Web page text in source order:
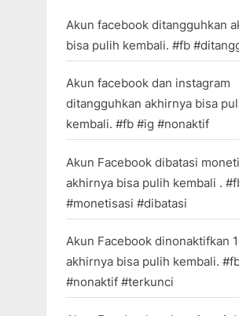
Akun facebook ditangguhkan
bisa pulih kembali. #fb
Akun facebook dan instagram
ditangguhkan akhirnya bisa
kembali. #fb #ig #nonaktif
Akun Facebook dibatasi
akhirnya bisa pulih kembali .
#monetisasi #dibatasi
Akun Facebook dinonaktifkan
akhirnya bisa pulih kembali.
#nonaktif #terkunci